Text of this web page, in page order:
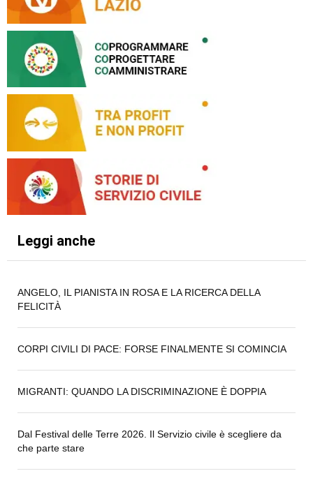
Leggi anche
ANGELO, IL PIANISTA IN ROSA E LA RICERCA DELLA
FELICITÀ
CORPI CIVILI DI PACE: FORSE FINALMENTE SI COMINCIA
MIGRANTI: QUANDO LA DISCRIMINAZIONE È DOPPIA
Dal Festival delle Terre 2026. Il Servizio civile è scegliere da
che parte stare